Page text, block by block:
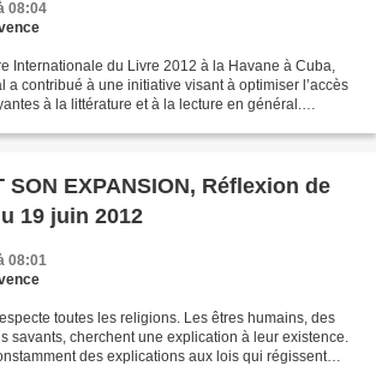
08:04
Internationale du Livre 2012 à la Havane à Cuba,
a contribué à une initiative visant à optimiser l’accès
à la littérature et à la lecture en général.
SON EXPANSION, Réflexion de
19 juin 2012
08:01
toutes les religions. Les êtres humains, des
savants, cherchent une explication à leur existence.
des explications aux lois qui régissent